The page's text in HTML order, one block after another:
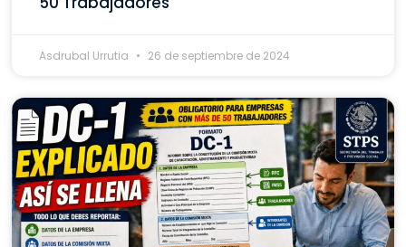
Asdrubal Urrutia 26 de septiembre de 2024